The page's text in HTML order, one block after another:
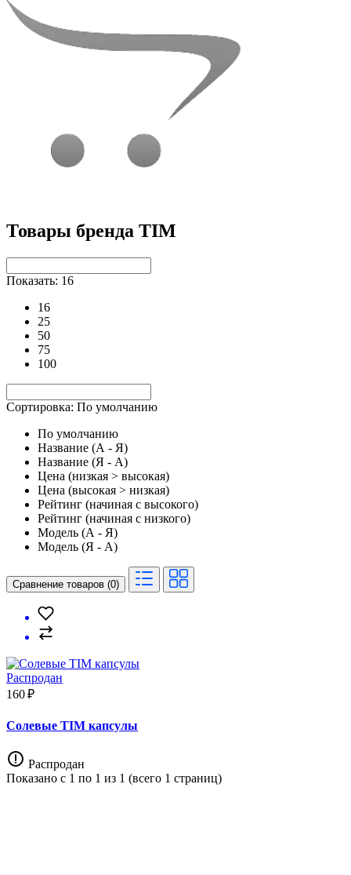
Товары бренда TIM
Показать: 16
16
25
50
75
100
Сортировка: По умолчанию
По умолчанию
Название (А - Я)
Название (Я - А)
Цена (низкая > высокая)
Цена (высокая > низкая)
Рейтинг (начиная с высокого)
Рейтинг (начиная с низкого)
Модель (А - Я)
Модель (Я - А)
Сравнение товаров (0)
Распродан
160 ₽
Солевые TIM капсулы
Распродан
Показано с 1 по 1 из 1 (всего 1 страниц)